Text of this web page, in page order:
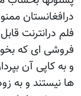
درافغانستان
فلم درانترنت
فروشی ای که
و به کاپی آن
ها نیستند و به